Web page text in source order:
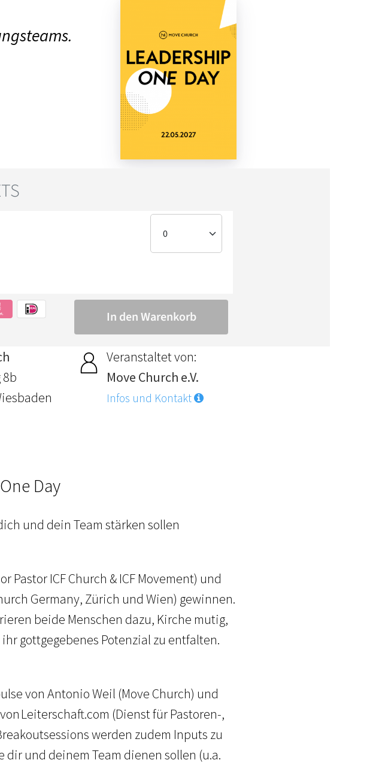
Veranstaltet von:
Move Church e.V.
Infos und Kontakt
Day
und dein Team stärken sollen
Pastor ICF Church & ICF Movement) und
Germany, Zürich und Wien) gewinnen.
beide Menschen dazu, Kirche mutig,
gottgegebenes Potenzial zu entfalten.
von Antonio Weil (Move Church) und
Leiterschaft.com (Dienst für Pastoren-,
werden zudem Inputs zu
und deinem Team dienen sollen (u.a.